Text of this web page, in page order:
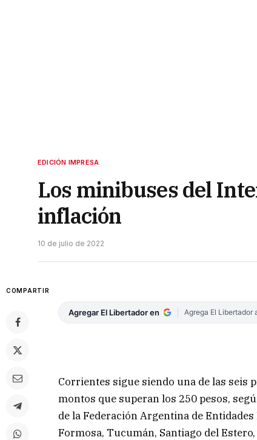
EDICIÓN IMPRESA
Los minibuses del
inflación
10 de julio de 2022
COMPARTIR
Agregar El Libertador en Agrega El Libertador
Corrientes sigue siendo una de las seis
montos que superan los 250 pesos,
de la Federación Argentina de
Formosa, Tucumán, Santiago del